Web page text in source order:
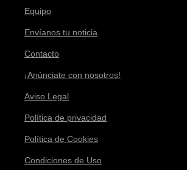
Equipo
Envíanos tu noticia
Contacto
¡Anúnciate con nosotros!
Aviso Legal
Política de privacidad
Política de Cookies
Condiciones de Uso